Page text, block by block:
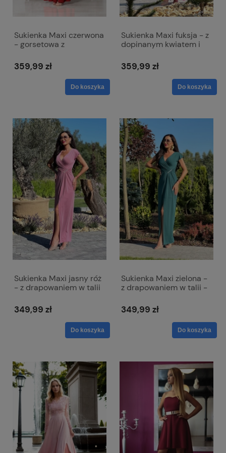
Sukienka Maxi czerwona
- gorsetowa z
Nathalie
359,99 zł
Do koszyka
Sukienka Maxi fuksja - z
dopinanym kwiatem i
359,99 zł
Do koszyka
Sukienka Maxi jasny róż
- z drapowaniem w talii
349,99 zł
Do koszyka
Sukienka Maxi zielona -
z drapowaniem w talii -
349,99 zł
Do koszyka